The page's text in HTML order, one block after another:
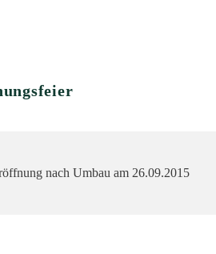
nach Umbau am 26.09.2015